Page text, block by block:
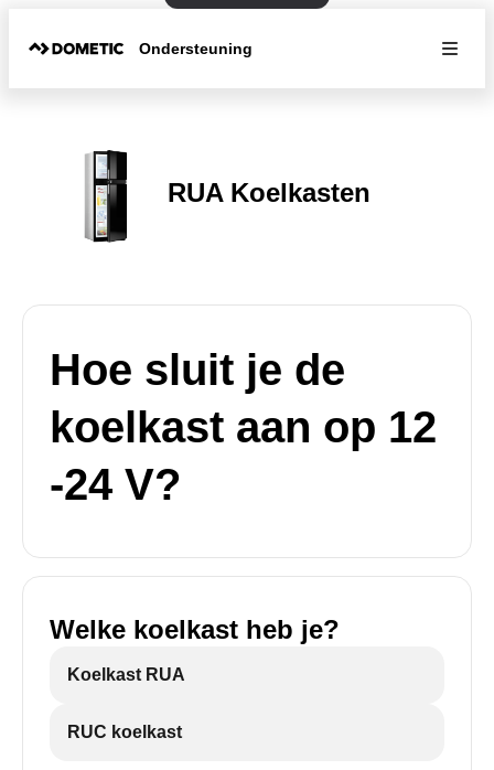
Ondersteuning
RUA Koelkasten
Hoe sluit je de
koelkast aan op 12
-24 V?
Welke koelkast heb je?
Koelkast RUA
RUC koelkast